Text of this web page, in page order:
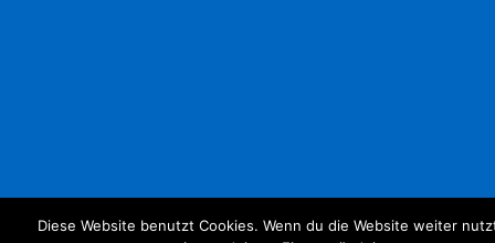
Diese Website benutzt Cookies. Wenn du die Website weiter